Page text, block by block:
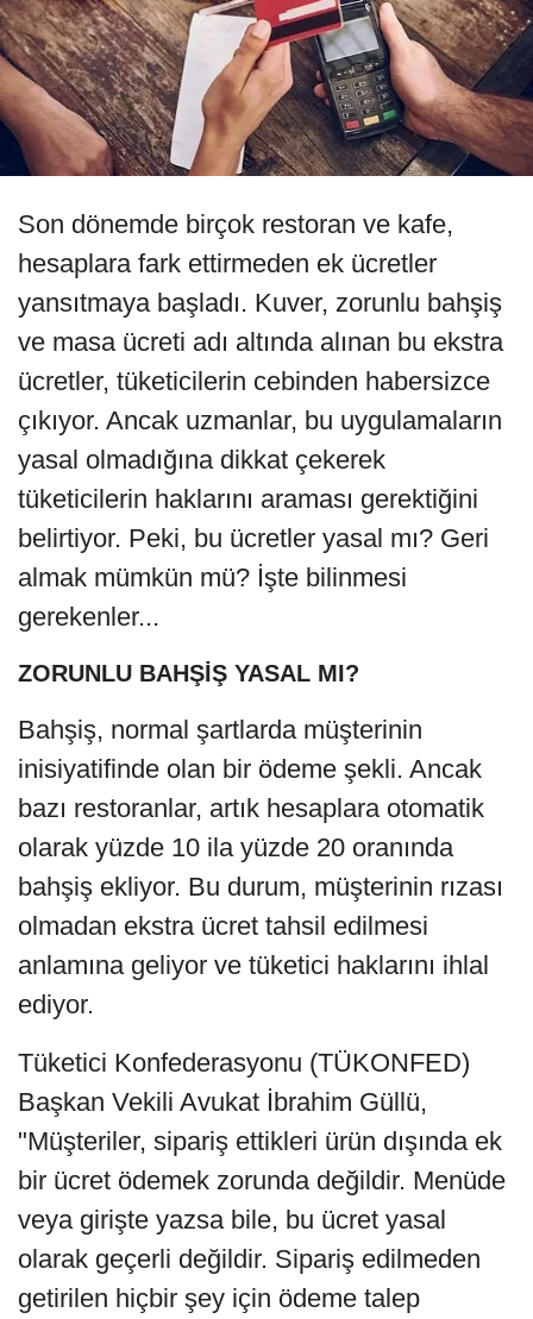
Son dönemde birçok restoran ve kafe,
hesaplara fark ettirmeden ek ücretler
yansıtmaya başladı. Kuver, zorunlu bahşiş
ve masa ücreti adı altında alınan bu ekstra
ücretler, tüketicilerin cebinden habersizce
çıkıyor. Ancak uzmanlar, bu uygulamaların
yasal olmadığına dikkat çekerek
tüketicilerin haklarını araması gerektiğini
belirtiyor. Peki, bu ücretler yasal mı? Geri
almak mümkün mü? İşte bilinmesi
gerekenler...
ZORUNLU BAHŞİŞ YASAL MI?
Bahşiş, normal şartlarda müşterinin
inisiyatifinde olan bir ödeme şekli. Ancak
bazı restoranlar, artık hesaplara otomatik
olarak yüzde 10 ila yüzde 20 oranında
bahşiş ekliyor. Bu durum, müşterinin rızası
olmadan ekstra ücret tahsil edilmesi
anlamına geliyor ve tüketici haklarını ihlal
ediyor.
Tüketici Konfederasyonu (TÜKONFED)
Başkan Vekili Avukat İbrahim Güllü,
"Müşteriler, sipariş ettikleri ürün dışında ek
bir ücret ödemek zorunda değildir. Menüde
veya girişte yazsa bile, bu ücret yasal
olarak geçerli değildir. Sipariş edilmeden
getirilen hiçbir şey için ödeme talep